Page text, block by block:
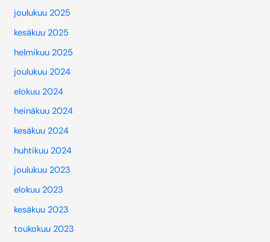
joulukuu 2025
kesäkuu 2025
helmikuu 2025
joulukuu 2024
elokuu 2024
heinäkuu 2024
kesäkuu 2024
huhtikuu 2024
joulukuu 2023
elokuu 2023
kesäkuu 2023
toukokuu 2023